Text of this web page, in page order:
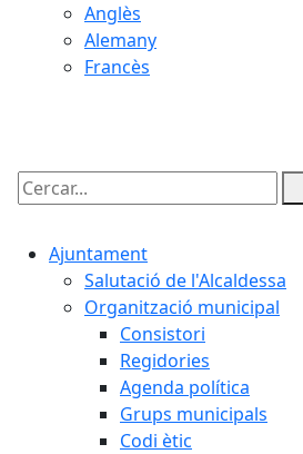
Anglès
Alemany
Francès
Cercar:
Ajuntament
Salutació de l'Alcaldessa
Organització municipal
Consistori
Regidories
Agenda política
Grups municipals
Codi ètic